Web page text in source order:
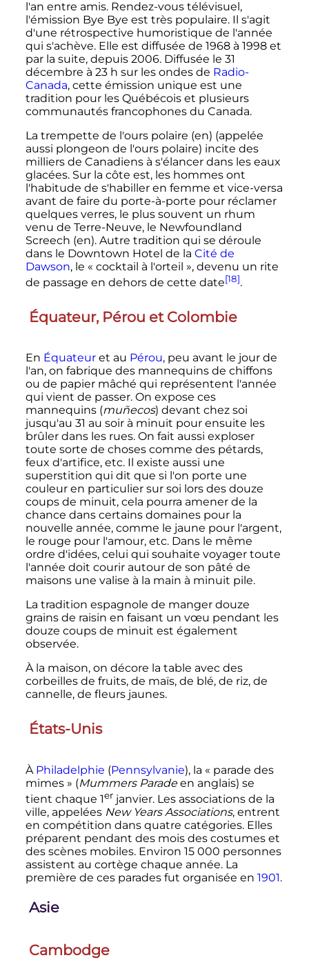
l'an entre amis. Rendez-vous télévisuel,
l'émission Bye Bye est très populaire. Il s'agit
d'une rétrospective humoristique de l'année
qui s'achève. Elle est diffusée de 1968 à 1998 et
par la suite, depuis 2006. Diffusée le 31
décembre à 23 h sur les ondes de Radio-
Canada, cette émission unique est une
tradition pour les Québécois et plusieurs
communautés francophones du Canada.
La trempette de l'ours polaire (en) (appelée
aussi plongeon de l'ours polaire) incite des
milliers de Canadiens à s'élancer dans les eaux
glacées. Sur la côte est, les hommes ont
l'habitude de s'habiller en femme et vice-versa
avant de faire du porte-à-porte pour réclamer
quelques verres, le plus souvent un rhum
venu de Terre-Neuve, le Newfoundland
Screech (en). Autre tradition qui se déroule
dans le Downtown Hotel de la Cité de
Dawson, le « cocktail à l'orteil », devenu un rite
de passage en dehors de cette date[18].
Équateur, Pérou et Colombie
En Équateuret au Pérou, peu avant le jour de
l'an, on fabrique des mannequins de chiffons
ou de papier mâché qui représentent l'année
qui vient de passer. On expose ces
mannequins (muñecos) devant chez soi
jusqu'au 31 au soir à minuit pour ensuite les
brûler dans les rues. On fait aussi exploser
toute sorte de choses comme des pétards,
feux d'artifice, etc. Il existe aussi une
superstition qui dit que si l'on porte une
couleur en particulier sur soi lors des douze
coups de minuit, cela pourra amener de la
chance dans certains domaines pour la
nouvelle année, comme le jaune pour l'argent,
le rouge pour l'amour, etc. Dans le même
ordre d'idées, celui qui souhaite voyager toute
l'année doit courir autour de son pâté de
maisons une valise à la main à minuit pile.
La tradition espagnole de manger douze
grains de raisin en faisant un vœu pendant les
douze coups de minuit est également
observée.
À la maison, on décore la table avec des
corbeilles de fruits, de maïs, de blé, de riz, de
cannelle, de fleurs jaunes.
États-Unis
À Philadelphie (Pennsylvanie), la « parade des
mimes » (Mummers Paradeen anglais) se
tient chaque 1er janvier. Les associations de la
ville, appelées New Years Associations, entrent
en compétition dans quatre catégories. Elles
préparent pendant des mois des costumes et
des scènes mobiles. Environ 15 000 personnes
assistent au cortège chaque année. La
première de ces parades fut organisée en 1901.
Asie
Cambodge